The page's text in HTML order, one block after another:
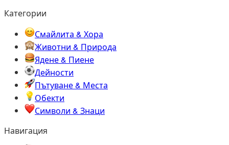
Категории
Смайлита & Хора
Животни & Природа
Ядене & Пиене
Дейности
Пътуване & Места
Обекти
Символи & Знаци
Навигация